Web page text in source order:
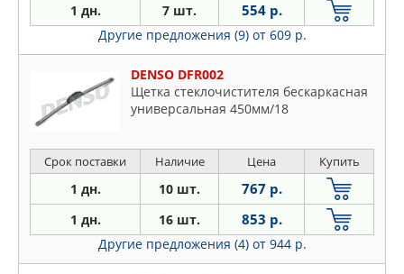
1 дн. 7 шт. 554 р.
Другие предложения (9) от 609 р.
DENSO DFR002
Щетка стеклочистителя бескаркасная
универсальная 450мм/18
Срок поставки Наличие Цена Купить
1 дн. 10 шт. 767 р.
1 дн. 16 шт. 853 р.
Другие предложения (4) от 944 р.